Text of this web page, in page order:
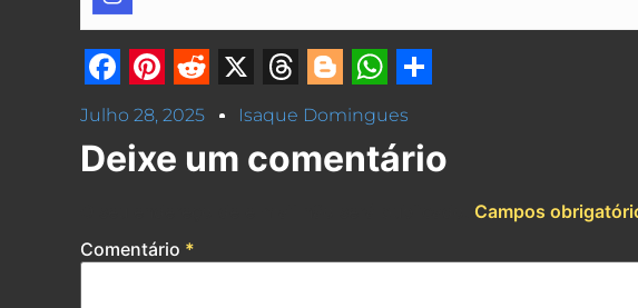
Facebook
Pinterest
Reddit
X Threads
Blogger
WhatsApp
Share
Julho 28, 2025 Isaque Domingues
Deixe um comentário
Campos
Comentário *